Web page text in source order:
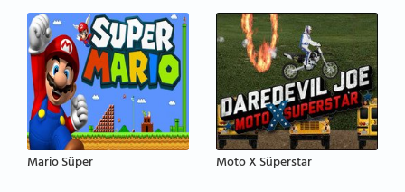
Mario Süper Moto X Süperstar